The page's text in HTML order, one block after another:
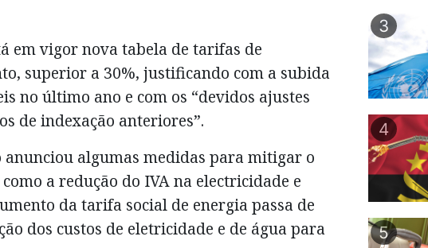
em vigor nova tabela de tarifas de
superior a 30%, justificando com a subida
no último ano e com os “devidos ajustes
de indexação anteriores”.
anunciou algumas medidas para mitigar o
a redução do IVA na electricidade e
da tarifa social de energia passa de
dos custos de eletricidade e de água para
3
4
5